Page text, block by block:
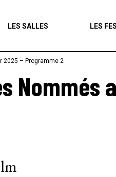
LES SALLES LES
Les
2025 – Programme 2
Nommés